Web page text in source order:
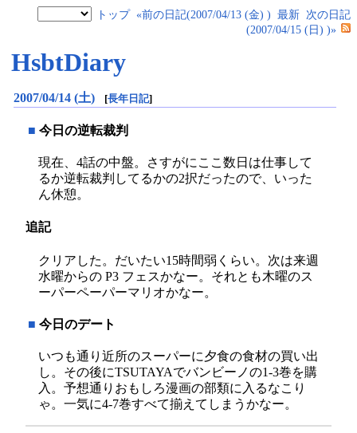
トップ «前の日記(2007/04/13 (金) ) 最新 次の日記
(2007/04/15 (日) )»
HsbtDiary
2007/04/14 (土) [長年日記]
■ 今日の逆転裁判
現在、4話の中盤。さすがにここ数日は仕事して
るか逆転裁判してるかの2択だったので、いった
ん休憩。
追記
クリアした。だいたい15時間弱くらい。次は来週
水曜からの P3 フェスかなー。それとも木曜のス
ーパーペーパーマリオかなー。
■ 今日のデート
いつも通り近所のスーパーに夕食の食材の買い出
し。その後にTSUTAYAでバンビーノの1-3巻を購
入。予想通りおもしろ漫画の部類に入るなこり
ゃ。一気に4-7巻すべて揃えてしまうかなー。